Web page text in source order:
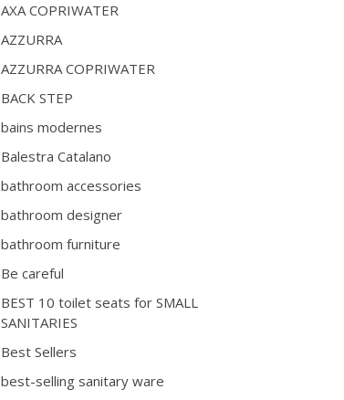
AXA COPRIWATER
AZZURRA
AZZURRA COPRIWATER
BACK STEP
bains modernes
Balestra Catalano
bathroom accessories
bathroom designer
bathroom furniture
Be careful
BEST 10 toilet seats for SMALL
SANITARIES
Best Sellers
best-selling sanitary ware